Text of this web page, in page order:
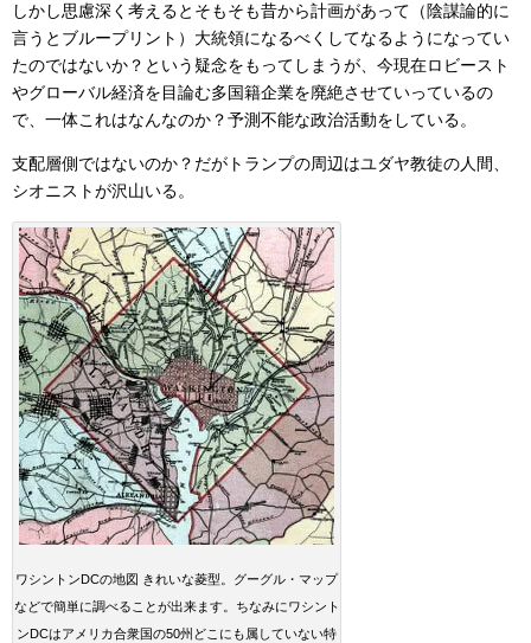
しかし思慮深く考えるとそもそも昔から計画があって（陰謀論的に
言うとブループリント）大統領になるべくしてなるようになってい
たのではないか？という疑念をもってしまうが、今現在ロビースト
やグローバル経済を目論む多国籍企業を廃絶させていっているの
で、一体これはなんなのか？予測不能な政治活動をしている。
支配層側ではないのか？だがトランプの周辺はユダヤ教徒の人間、
シオニストが沢山いる。
ワシントンDCの地図 きれいな菱型。グーグル・マップ
などで簡単に調べることが出来ます。ちなみにワシント
ンDCはアメリカ合衆国の50州どこにも属していない特